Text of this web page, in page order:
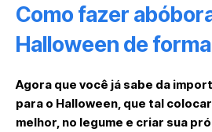
Como fazer
Halloween de
Agora que você já sabe da
para o Halloween, que tal
melhor, no legume e criar sua